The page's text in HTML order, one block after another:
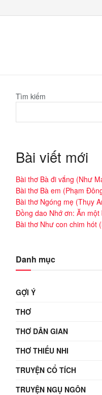
Tìm kiếm
Bài viết mới
Bài thơ Bà đi vắng (Như
Bài thơ Bà em (Phạm
Bài thơ Ngóng mẹ (Thụy
Đồng dao Nhớ ơn: Ăn một
Bài thơ Như con chim hót
Danh mục
GỢI Ý
THƠ
THƠ DÂN GIAN
THƠ THIẾU NHI
TRUYỆN CỔ TÍCH
TRUYỆN NGỤ NGÔN